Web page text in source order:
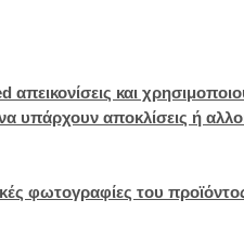
και
υπάρχουν αποκλίσεις ή
φωτογραφίες του